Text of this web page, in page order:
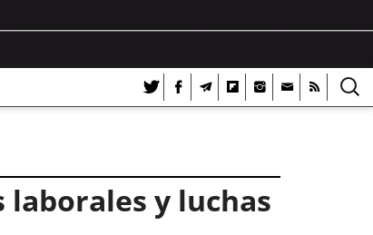
laborales y luchas